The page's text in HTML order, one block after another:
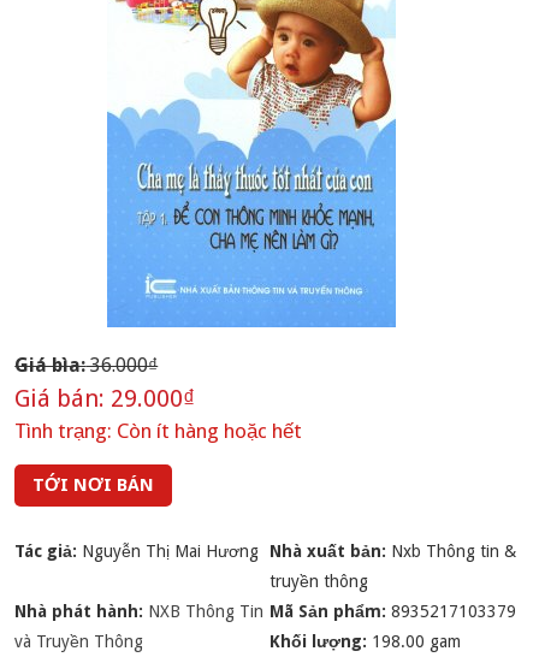
Giá bìa:36.000₫
Giá bán: 29.000₫
Tình trạng: Còn ít hàng hoặc hết
TỚI NƠI BÁN
Tác giả: Nguyễn Thị Mai Hương Nhà xuất bản: Nxb Thông tin &
truyền thông
Nhà phát hành: NXB Thông Tin
và Truyền Thông
Mã Sản phẩm: 8935217103379
Khối lượng: 198.00 gam